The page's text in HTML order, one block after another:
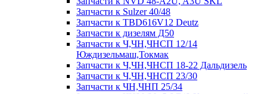
Запчасти к Sulzer 40/48
Запчасти к TBD616V12 Deutz
Запчасти к дизелям Д50
Запчасти к Ч,ЧН,ЧНСП 12/14
Юждизельмаш,Токмак
Запчасти к Ч,ЧН,ЧНСП 18-22 Дальдизель
Запчасти к Ч,ЧН,ЧНСП 23/30
Запчасти к ЧН,ЧНП 25/34